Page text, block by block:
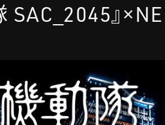
SAC_2045』